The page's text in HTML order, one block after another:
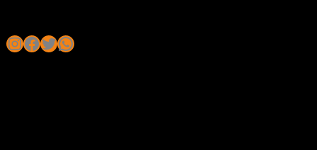
Instagram
Facebook
Twitter
WhatsApp